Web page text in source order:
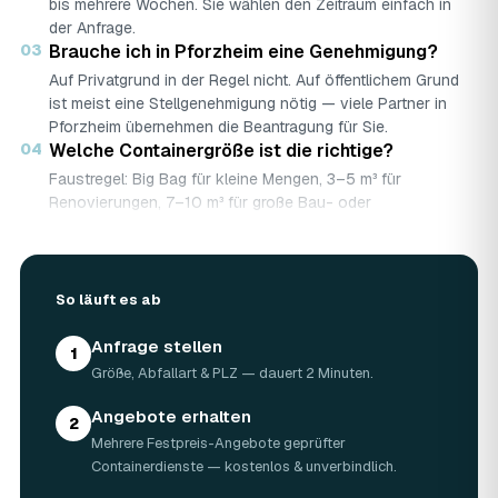
bis mehrere Wochen. Sie wählen den Zeitraum einfach in
der Anfrage.
03 Brauche ich in Pforzheim eine Genehmigung?
Auf Privatgrund in der Regel nicht. Auf öffentlichem Grund
ist meist eine Stellgenehmigung nötig — viele Partner in
Pforzheim übernehmen die Beantragung für Sie.
04 Welche Containergröße ist die richtige?
Faustregel: Big Bag für kleine Mengen, 3–5 m³ für
Renovierungen, 7–10 m³ für große Bau- oder
Was darf rein — und was nicht?
Grünschnitt, Holz …). Sondermüll wie Asbest braucht eine
Was kostet ein Container in Pforzheim?
Laut Marktrecherche (keine AWL-eigenen Auftragsdaten):
300–1.100 € — abhängig von Abfallart, Region und
Standzeit (Details in der Marktübersicht unten). Ihren
verbindlichen Festpreis für Pforzheim nennt Ihnen der
So läuft es ab
1 Anfrage stellen
Größe, Abfallart & PLZ — dauert 2 Minuten.
2 Angebote erhalten
Mehrere Festpreis-Angebote geprüfter
Containerdienste — kostenlos & unverbindlich.